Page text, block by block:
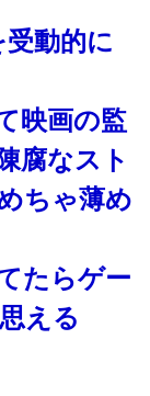
動的に
映画の監
腐なスト
ちゃ薄め
たらゲー
える